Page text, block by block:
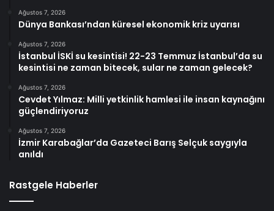
Ağustos 7, 2026
Dünya Bankası’ndan küresel ekonomik kriz uyarısı
Ağustos 7, 2026
İstanbul İSKİ su kesintisi! 22-23 Temmuz İstanbul’da su
kesintisi ne zaman bitecek, sular ne zaman gelecek?
Ağustos 7, 2026
Cevdet Yılmaz: Milli yetkinlik hamlesi ile insan kaynağını
güçlendiriyoruz
Ağustos 7, 2026
İzmir Karabağlar’da Gazeteci Barış Selçuk saygıyla
anıldı
Rastgele Haberler